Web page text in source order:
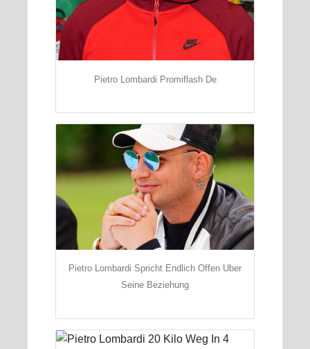
Pietro Lombardi Promiflash De
Pietro Lombardi Spricht Endlich Offen Uber
Seine Beziehung